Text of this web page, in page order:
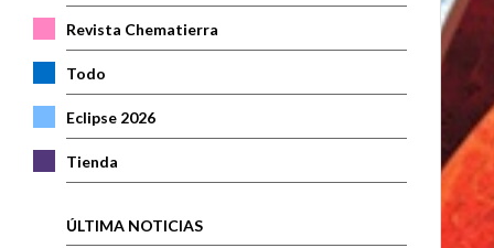
Revista Chematierra
Todo
Eclipse 2026
Tienda
ÚLTIMA NOTICIAS